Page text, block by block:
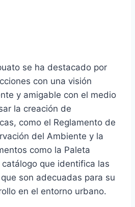
se ha destacado por
con una visión
y amigable con el medio
la creación de
como el Reglamento de
del Ambiente y la
como la Paleta
que identifica las
son adecuadas para su
en el entorno urbano.